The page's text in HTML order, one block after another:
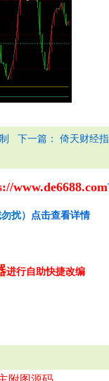
下一篇： 倚天财经
www.de6688.com
扰） 点击查看详情
进行自助快捷改编